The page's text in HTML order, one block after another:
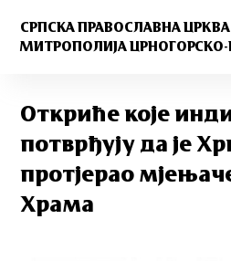
СРПСКА ПРАВОСЛАВНА ЦРКВА
МИТРОПОЛИЈА
Откриће које
потврђују да је
протјерао
Храма